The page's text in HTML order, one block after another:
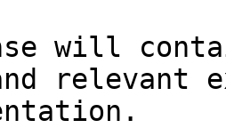
will
relevant